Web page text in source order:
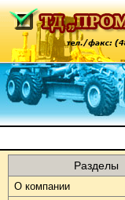
Разделы
О компании